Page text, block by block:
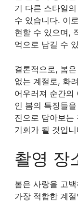
기 다른 스타일
수 있습니다. 이
현할 수 있으며,
억으로 남길 수
결론적으로, 봄
없는 계절로, 화
어우러져 순간의
인 봄의 특징들
진으로 담아보는
기회가 될 것입니
촬영 장
봄은 사랑을 고
가장 적합한 계